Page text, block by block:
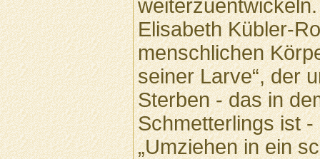
weiterzuentwickeln.
Elisabeth Kübler-
menschlichen
seiner Larve“, der
Sterben - das in
Schmetterlings ist
„Umziehen in ein